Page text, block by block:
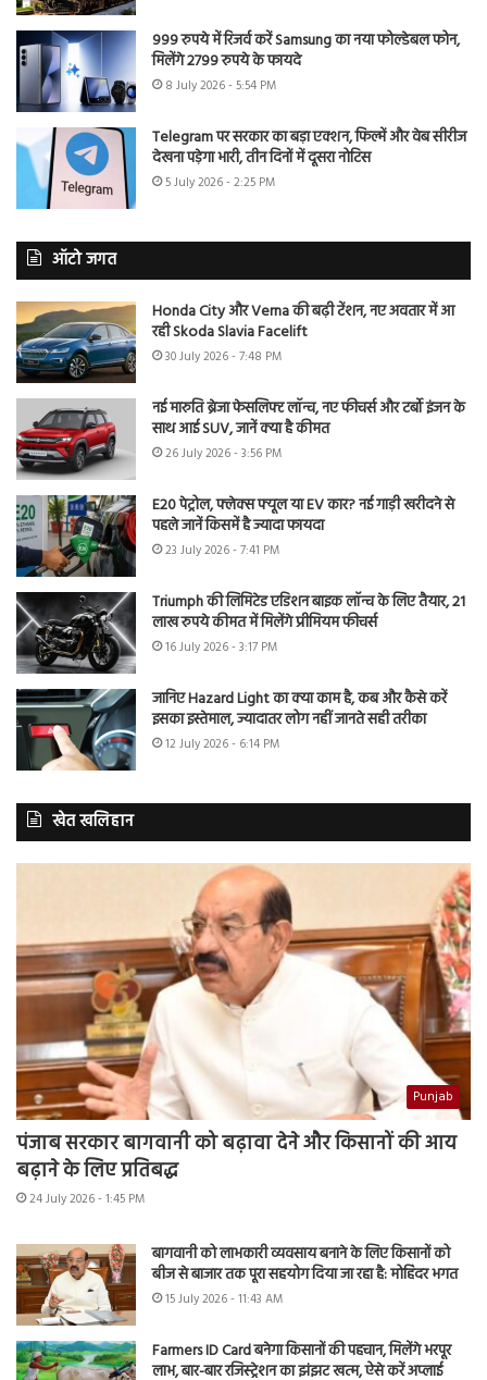
999 रुपये में रिजर्व करें Samsung का नया फोल्डेबल फोन,
मिलेंगे 2799 रुपये के फायदे
8 July 2026 - 5:54 PM
Telegram पर सरकार का बड़ा एक्शन, फिल्में और वेब सीरीज
देखना पड़ेगा भारी, तीन दिनों में दूसरा नोटिस
5 July 2026 - 2:25 PM
ऑटो जगत
Honda City और Verna की बढ़ी टेंशन, नए अवतार में आ
रही Skoda Slavia Facelift
30 July 2026 - 7:48 PM
नई मारुति ब्रेजा फेसलिफ्ट लॉन्च, नए फीचर्स और टर्बो इंजन के
साथ आई SUV, जानें क्या है कीमत
26 July 2026 - 3:56 PM
E20 पेट्रोल, फ्लेक्स फ्यूल या EV कार? नई गाड़ी खरीदने से
पहले जानें किसमें है ज्यादा फायदा
23 July 2026 - 7:41 PM
Triumph की लिमिटेड एडिशन बाइक लॉन्च के लिए तैयार, 21
लाख रुपये कीमत में मिलेंगे प्रीमियम फीचर्स
16 July 2026 - 3:17 PM
जानिए Hazard Light का क्या काम है, कब और कैसे करें
इसका इस्तेमाल, ज्यादातर लोग नहीं जानते सही तरीका
12 July 2026 - 6:14 PM
खेत खलिहान
Punjab
पंजाब सरकार बागवानी को बढ़ावा देने और किसानों की आय
बढ़ाने के लिए प्रतिबद्ध
24 July 2026 - 1:45 PM
बागवानी को लाभकारी व्यवसाय बनाने के लिए किसानों को
बीज से बाजार तक पूरा सहयोग दिया जा रहा है: मोहिंदर भगत
15 July 2026 - 11:43 AM
Farmers ID Card बनेगा किसानों की पहचान, मिलेंगे भरपूर
लाभ, बार-बार रजिस्ट्रेशन का झंझट खत्म, ऐसे करें अप्लाई